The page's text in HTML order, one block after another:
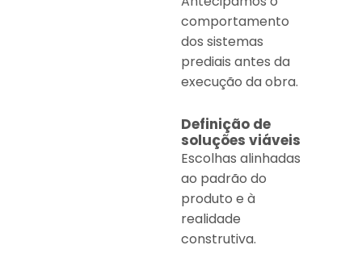
comportamento
dos sistemas
prediais antes da
execução da obra.
Definição de
soluções viáveis
Escolhas alinhadas
ao padrão do
produto e à
realidade
construtiva.